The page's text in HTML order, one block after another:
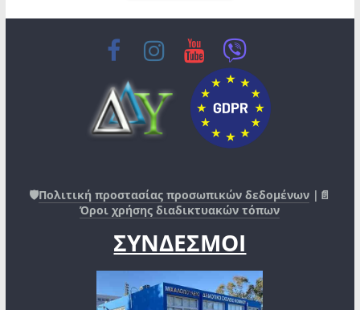
🛡️Πολιτική προστασίας προσωπικών δεδομένων |📄
Όροι χρήσης διαδικτυακών τόπων
ΣΥΝΔΕΣΜΟΙ